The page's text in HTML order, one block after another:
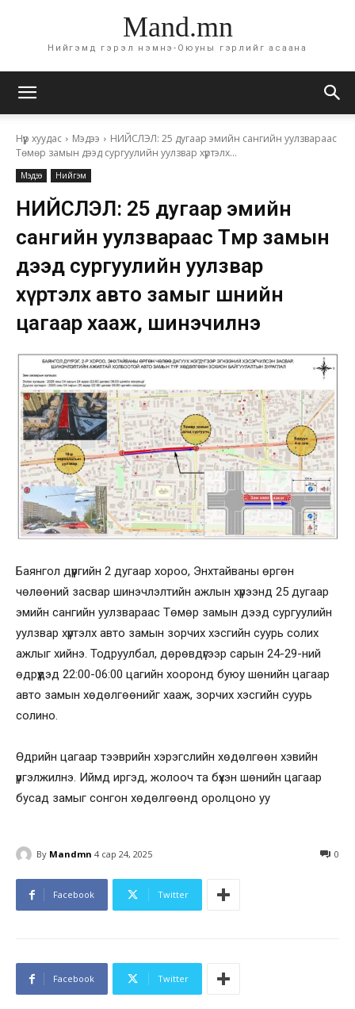
Mand.mn
Нийгэмд гэрэл нэмнэ-Оюуны гэрлийг асаана
Нүүр хуудас Мэдээ
НИЙСЛЭЛ: 25 дугаар эмийн сангийн уулзвараас
Төмөр замын дээд сургуулийн уулзвар хүртэлх...
Мэдээ Нийгэм
НИЙСЛЭЛ: 25 дугаар эмийн
сангийн уулзвараас Төмөр замын
дээд сургуулийн уулзвар
хүртэлх авто замыг шөнийн
цагаар хааж, шинэчилнэ
Баянгол дүүргийн 2 дугаар хороо, Энхтайваны өргөн
чөлөөний засвар шинэчлэлтийн ажлын хүрээнд 25 дугаар
эмийн сангийн уулзвараас Төмөр замын дээд сургуулийн
уулзвар хүртэлх авто замын зорчих хэсгийн суурь солих
ажлыг хийнэ. Тодруулбал, дөрөвдүгээр сарын 24-29-ний
өдрүүдэд 22:00-06:00 цагийн хооронд буюу шөнийн цагаар
авто замын хөдөлгөөнийг хааж, зорчих хэсгийн суурь
солино.
Өдрийн цагаар тээврийн хэрэгслийн хөдөлгөөн хэвийн
үргэлжилнэ. Иймд иргэд, жолооч та бүхэн шөнийн цагаар
бусад замыг сонгон хөдөлгөөнд оролцоно уу
By Mandmn 4 сар 24, 2025 0
Facebook Twitter
Facebook Twitter